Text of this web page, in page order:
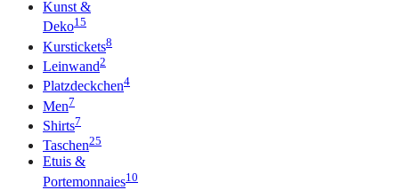
Kunst &
Deko15
Kurstickets8
Leinwand2
Platzdeckchen4
Men7
Shirts7
Taschen25
Etuis &
Portemonnaies10